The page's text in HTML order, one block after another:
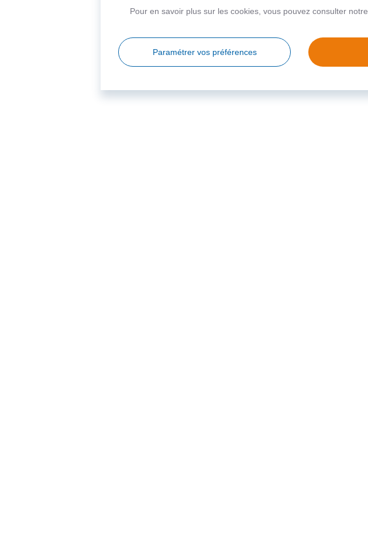
Pour en savoir plus sur les cookies, vous pouvez consulter notre
Paramétrer vos préférences